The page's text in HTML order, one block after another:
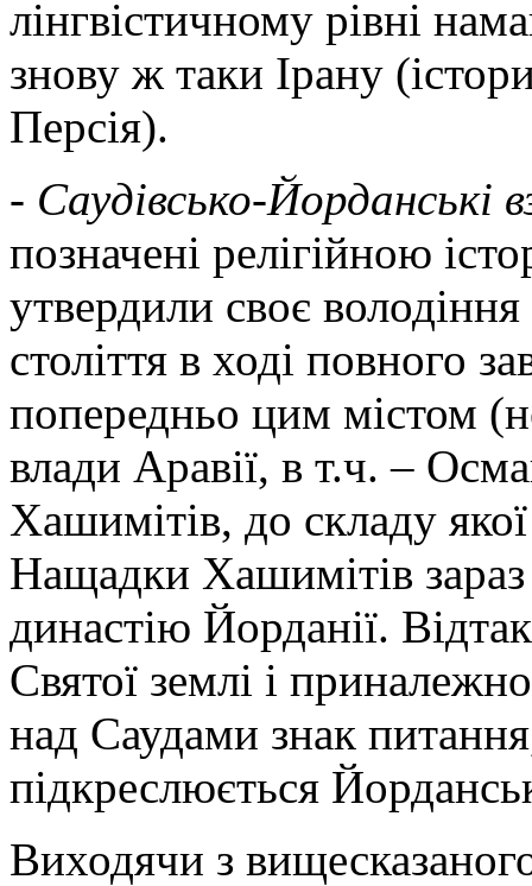
лінгвістичному рівні
знову ж таки Ірану
Персія).
- Саудівсько-Йорданські
позначені релігійною
утвердили своє
століття в ході повного
попередньо цим містом
влади Аравії, в т.ч. –
Хашимітів, до складу
Нащадки Хашимітів
династію Йорданії.
Святої землі і
над Саудами знак
підкреслюється
Виходячи з